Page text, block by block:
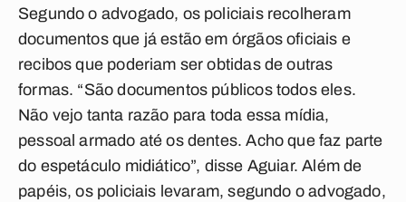
Segundo o advogado, os policiais recolheram
documentos que já estão em órgãos oficiais e
recibos que poderiam ser obtidas de outras
formas. “São documentos públicos todos eles.
Não vejo tanta razão para toda essa mídia,
pessoal armado até os dentes. Acho que faz parte
do espetáculo midiático”, disse Aguiar. Além de
papéis, os policiais levaram, segundo o advogado,